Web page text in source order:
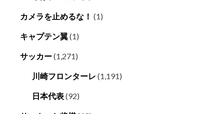
カメラを止めるな！ (1)
キャプテン翼(1)
サッカー(1,271)
川崎フロンターレ (1,191)
日本代表(92)